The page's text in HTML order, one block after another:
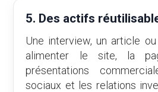
5. Des actifs
Une interview, un article
alimenter le site, la
présentations
sociaux et les relations